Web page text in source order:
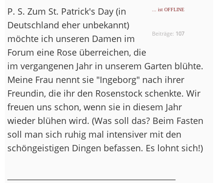
... ist OFFLINE
Beiträge: 107
P. S. Zum St. Patrick's Day (in
Deutschland eher unbekannt)
möchte ich unseren Damen im
Forum eine Rose überreichen, die
im vergangenen Jahr in unserem Garten blühte.
Meine Frau nennt sie "Ingeborg" nach ihrer
Freundin, die ihr den Rosenstock schenkte. Wir
freuen uns schon, wenn sie in diesem Jahr
wieder blühen wird. (Was soll das? Beim Fasten
soll man sich ruhig mal intensiver mit den
schöngeistigen Dingen befassen. Es lohnt sich!)